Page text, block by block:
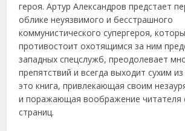
героя. Артур Александров предстает
облике неуязвимого и бесстрашного
коммунистического супергероя,
противостоит охотящимся за ним
западных спецслужб, преодолевает
препятствий и всегда выходит сухим
это книга, привлекающая своим
и поражающая воображение читателя
страниц.